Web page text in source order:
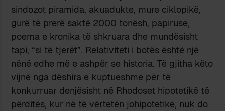
sindozot piramida, akuadukte, mure ciklopikë,
gurë të prerë saktë 2000 tonësh, papiruse,
poema e kronika të shkruara dhe mundësisht
tapi, “si të tjerët”. Relativiteti i botës është një
nënë edhe më e ashpër se historia. Të gjitha këto
vijnë nga dëshira e kuptueshme për të
konkurruar denjësisht në Rhodoset hipotetikë të
përditës, kur në të vërtetën johipotetike, nuk do